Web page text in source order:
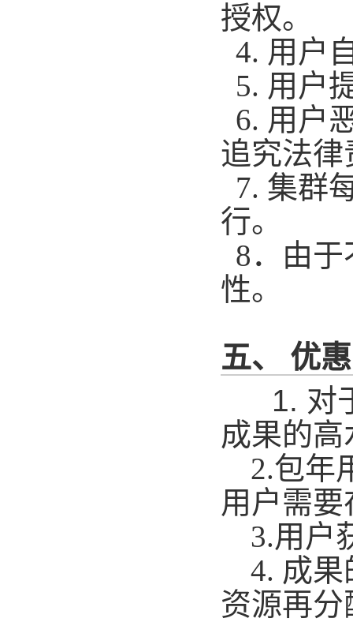
授权。
4. 用户
5. 用户
6. 用户
追究法
7. 集群
行。
8．由
性。
五、 优
1. 对
成果的
2.包年
用户需
3.用户
4. 成
资源再分